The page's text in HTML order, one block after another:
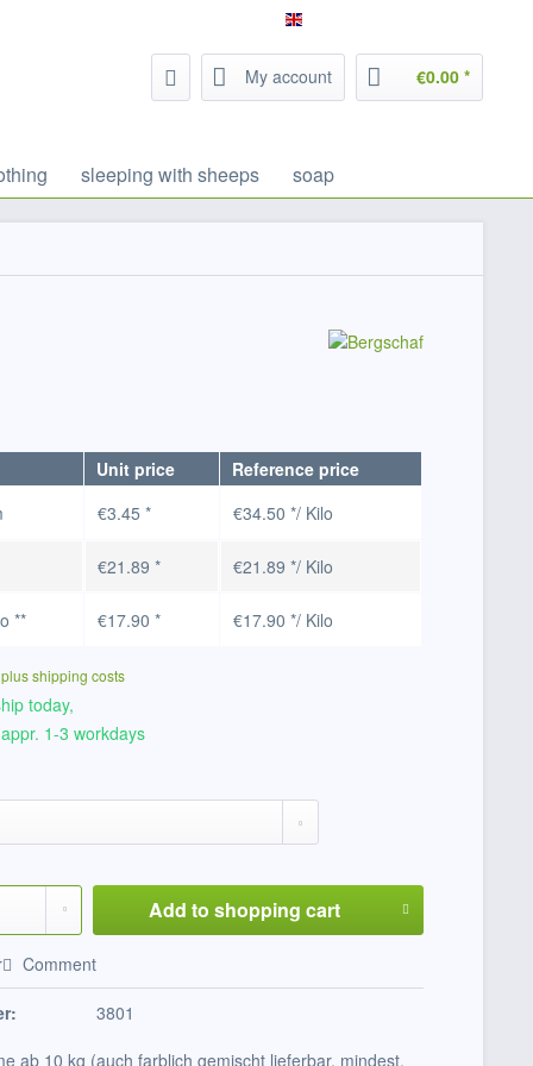
My account €0.00 *
sleeping with sheeps soap
Unit price
Reference price
€3.45 * €34.50 */ Kilo
€21.89 * €21.89 */ Kilo
** €17.90 * €17.90 */ Kilo
plus shipping costs
today,
1-3 workdays
Add to shopping cart
Comment
3801
ab 10 kg (auch farblich gemischt lieferbar, mindest.